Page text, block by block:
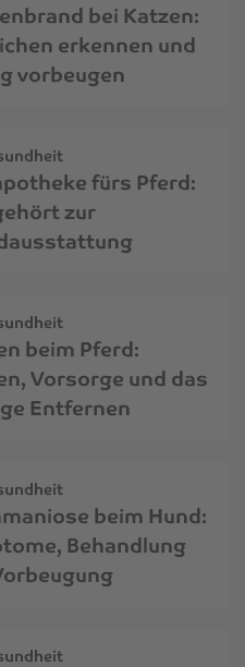
bei Katzen:
erkennen und
vorbeugen
fürs Pferd:
zur
beim Pferd:
Vorsorge und das
Entfernen
beim Hund:
Behandlung